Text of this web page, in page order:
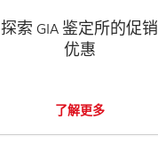
探索 GIA 鉴定所的促销
优惠
了解更多